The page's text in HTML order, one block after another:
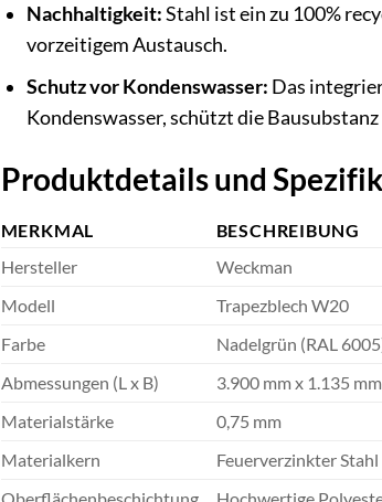
Nachhaltigkeit:Stahl ist ein zu 100%
vorzeitigem Austausch.
Schutz vor Kondenswasser: Das
Kondenswasser, schützt die
Produktdetails und
MERKMAL
BESCHREIBUNG
Hersteller
Weckman
Modell
Trapezblech W20
Farbe
Nadelgrün (RAL
Abmessungen (L x B)
3.900 mm x 1.135 mm
Materialstärke
0,75 mm
Materialkern
Feuerverzinkter Stahl